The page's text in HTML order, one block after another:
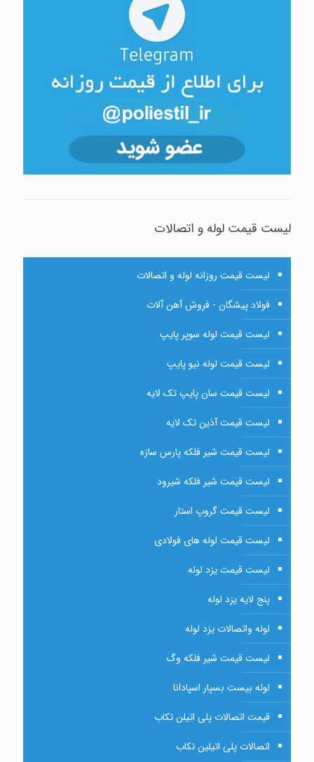
لیست قیمت لوله و اتصالات
لیست قیمت روزانه لوله و اتصالات
فولاد پیشگان - فروش آهن آلات
لیست قیمت لوله سوپر پایپ
لیست قیمت لوله نیو پایپ
لیست قیمت سان پایپ تک لایه
لیست قیمت آذین تک لایه
لیست قیمت شیر فلکه پارس سازه
لیست قیمت شیر فلکه شیرود
لیست قیمت گروپ استار
لیست قیمت لوله های فولادی
لیست قیمت یزد لوله
پنج لایه یزد لوله
لوله واتصالات یزد لوله
لیست قیمت شیر فلکه وگ
لوله بیست بسپار اسپادانا
قیمت اتصالات پلی اتیلن تکاب
اتصالات پلی اتیلین تکاب